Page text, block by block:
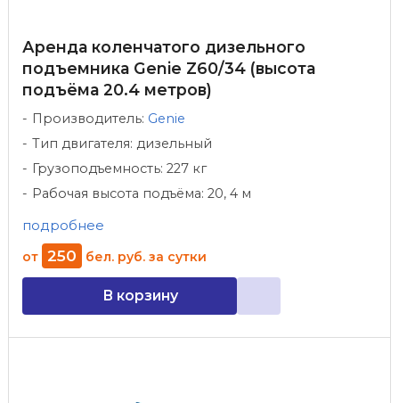
Аренда коленчатого дизельного
подъемника Genie Z60/34 (высота
подъёма 20.4 метров)
Производитель: Genie
Тип двигателя: дизельный
Грузоподъемность: 227 кг
Рабочая высота подъёма: 20, 4 м
подробнее
от 250 бел. руб. за сутки
В корзину